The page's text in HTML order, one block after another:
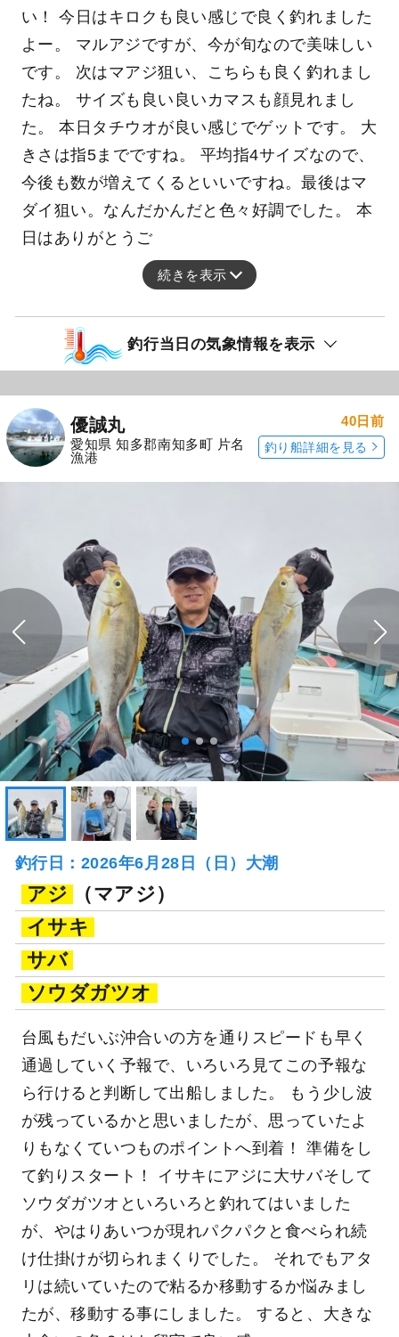
い！ 今日はキロクも良い感じで良く釣れました
よー。 マルアジですが、今が旬なので美味しい
です。 次はマアジ狙い、こちらも良く釣れまし
たね。 サイズも良い良いカマスも顔見れまし
た。 本日タチウオが良い感じでゲットです。 大
きさは指5までですね。 平均指4サイズなので、
今後も数が増えてくるといいですね。最後はマ
ダイ狙い。なんだかんだと色々好調でした。 本
日はありがとうご
続きを表示
釣行当日の気象情報を表示
優誠丸
愛知県 知多郡南知多町 片名
漁港
40日前
釣り船詳細を見る
釣行日：2026年6月28日（日）大潮
アジ
（マアジ）
イサキ
サバ
ソウダガツオ
台風もだいぶ沖合いの方を通りスピードも早く
通過していく予報で、いろいろ見てこの予報な
ら行けると判断して出船しました。 もう少し波
が残っているかと思いましたが、思っていたよ
りもなくていつものポイントへ到着！ 準備をし
て釣りスタート！ イサキにアジに大サバそして
ソウダガツオといろいろと釣れてはいました
が、やはりあいつが現れパクパクと食べられ続
け仕掛けが切られまくりでした。 それでもアタ
リは続いていたので粘るか移動するか悩みまし
たが、移動する事にしました。 すると、大きな